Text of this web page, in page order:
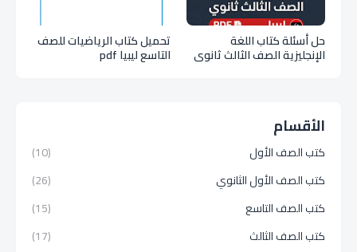
حل أسئلة كتاب اللغة
الإنجليزية الصف الثالث ثانوي
2026 ليبيا PDF كامل
تحميل كتاب الرياضيات للصف
التاسع ليبيا pdf
الأقسام
كتب الصف الأول
(10)
كتب الصف الأول الثانوي
(26)
كتب الصف التاسع
(15)
كتب الصف الثالث
(17)